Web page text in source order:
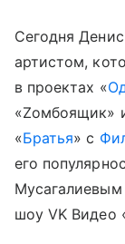
Сегодня
артистом,
в проектах «
«Zомбоящик»
«Братья» с
его
Мусагалиевым
шоу VK Видео